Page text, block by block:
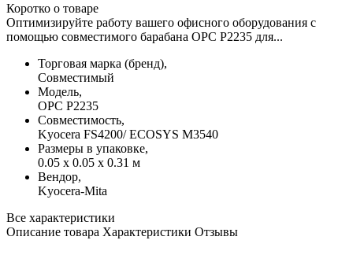
Коротко о товаре
Оптимизируйте работу вашего офисного оборудования с
помощью совместимого барабана OPC P2235 для...
Торговая марка (бренд),
Совместимый
Модель,
OPC P2235
Совместимость,
Kyocera FS4200/ ECOSYS M3540
Размеры в упаковке,
0.05 x 0.05 x 0.31 м
Вендор,
Kyocera-Mita
Все характеристики
Описание товара Характеристики Отзывы